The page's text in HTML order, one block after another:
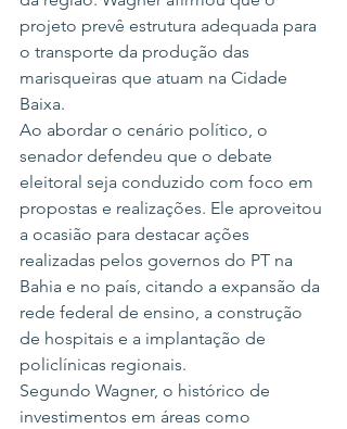
projeto prevê estrutura adequada para
o transporte da produção das
marisqueiras que atuam na Cidade
Baixa.
Ao abordar o cenário político, o
senador defendeu que o debate
eleitoral seja conduzido com foco em
propostas e realizações. Ele aproveitou
a ocasião para destacar ações
realizadas pelos governos do PT na
Bahia e no país, citando a expansão da
rede federal de ensino, a construção
de hospitais e a implantação de
policlínicas regionais.
Segundo Wagner, o histórico de
investimentos em áreas como